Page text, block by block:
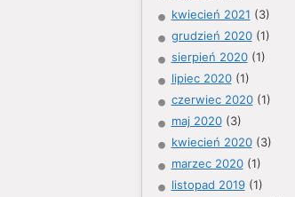
kwiecień 2021 (3)
grudzień 2020(1)
sierpień 2020(1)
lipiec 2020(1)
czerwiec 2020(1)
maj 2020(3)
kwiecień 2020(3)
marzec 2020(1)
listopad 2019(1)